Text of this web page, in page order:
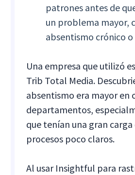
patrones antes de
un problema mayor,
absentismo crónico
Una empresa que utilizó
Trib Total Media.
absentismo era mayor en
departamentos,
que tenían una gran
procesos poco claros.
Al usar Insightful para